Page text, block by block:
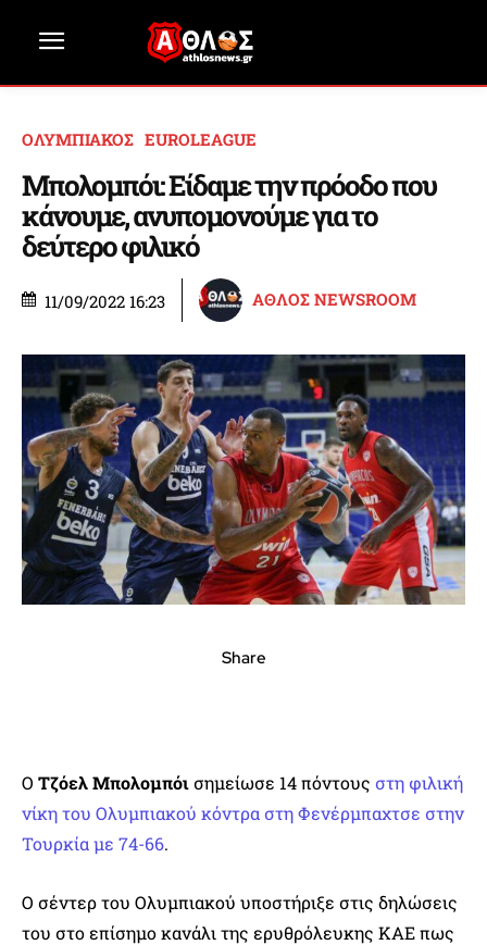
ΟΛΥΜΠΙΑΚΟΣ EUROLEAGUE
Μπολομπόι: Είδαμε την πρόοδο που
κάνουμε, ανυπομονούμε για το
δεύτερο φιλικό
11/09/2022 16:23 ΑΘΛΟΣ NEWSROOM
Share
Ο Τζόελ Μπολομπόισημείωσε 14 πόντους στη φιλική
νίκη του Ολυμπιακού κόντρα στη Φενέρμπαχτσε στην
Τουρκία με 74-66.
Ο σέντερ του Ολυμπιακού υποστήριξε στις δηλώσεις
του στο επίσημο κανάλι της ερυθρόλευκης ΚΑΕ πως